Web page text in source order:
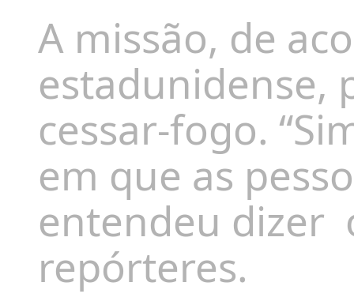
A missão, de
cessar-fogo.
em que as
entendeu dizer
repórteres.